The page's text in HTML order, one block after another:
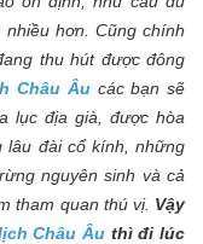
hơn. Cũng chính
thu hút được đông
Châu Âucác bạn sẽ
lục địa già, được hòa
lâu đài cổ kính, những
nguyên sinh và cả
tham quan thú vị. Vậy
Châu Âu thì đi lúc